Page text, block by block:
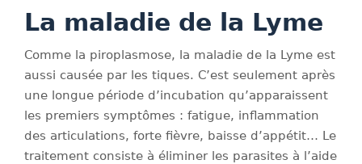
La maladie de la Lyme
Comme la piroplasmose, la maladie de la Lyme est
aussi causée par les tiques. C’est seulement après
une longue période d’incubation qu’apparaissent
les premiers symptômes : fatigue, inflammation
des articulations, forte fièvre, baisse d’appétit… Le
traitement consiste à éliminer les parasites à l’aide